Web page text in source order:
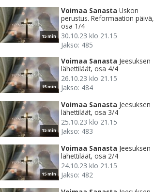
15 min
Voimaa Sanasta Uskon
perustus. Reformaation päivä,
osa 1/4
30.10.23 klo 21.15
Jakso: 485
15 min
Voimaa Sanasta Jeesuksen
lähettiläät, osa 4/4
26.10.23 klo 21.15
Jakso: 484
15 min
Voimaa Sanasta Jeesuksen
lähettiläät, osa 3/4
25.10.23 klo 21.15
Jakso: 483
15 min
Voimaa Sanasta Jeesuksen
lähettiläät, osa 2/4
24.10.23 klo 21.15
Jakso: 482